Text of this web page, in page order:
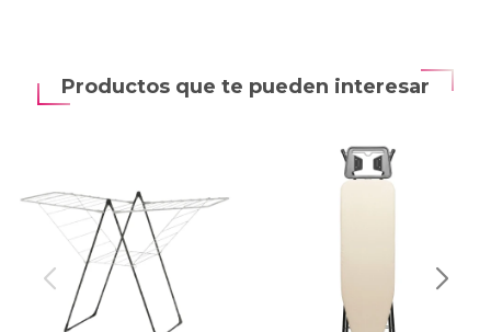
Productos que te pueden interesar